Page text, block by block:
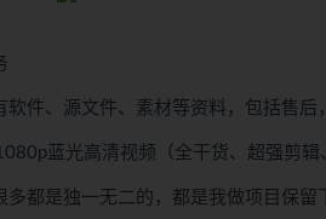
软件、源文件、素材等资料，包括售后
蓝光高清视频（全干货、超强剪辑
多都是独一无二的，都是我做项目保留